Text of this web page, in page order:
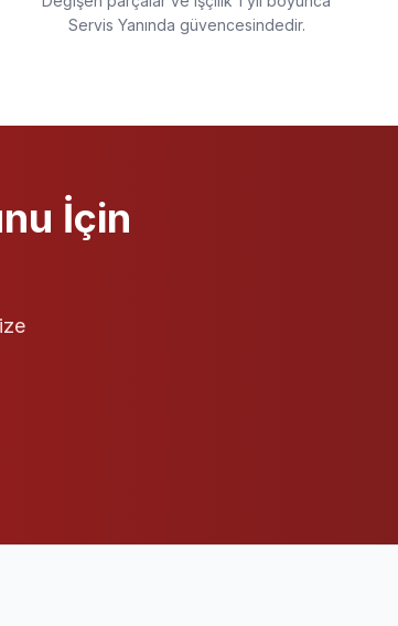
Servis Yanında güvencesindedir.
İçin